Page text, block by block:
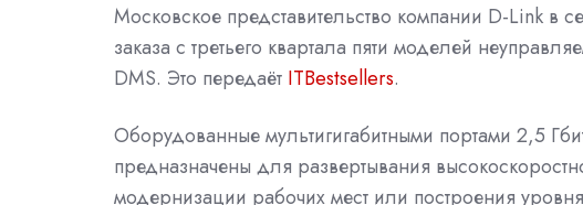
Московское представительство компании D-Link в
заказа с третьего квартала пяти моделей
DMS. Это передаёт ITBestsellers.
Оборудованные мультигигабитными портами 2,5
предназначены для развертывания
модернизации рабочих мест или построения